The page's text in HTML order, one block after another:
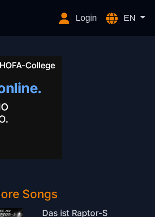
Login EN
Songs
Das ist Raptor-S